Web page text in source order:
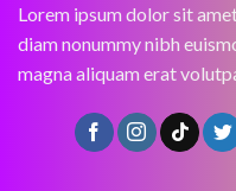
Lorem ipsum dolor sit
diam nonummy nibh
magna aliquam erat